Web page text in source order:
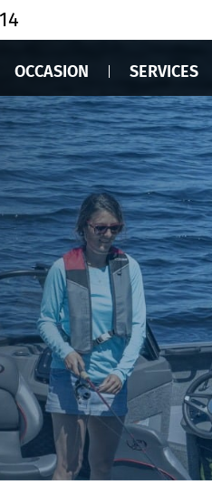
OCCASION SERVICES